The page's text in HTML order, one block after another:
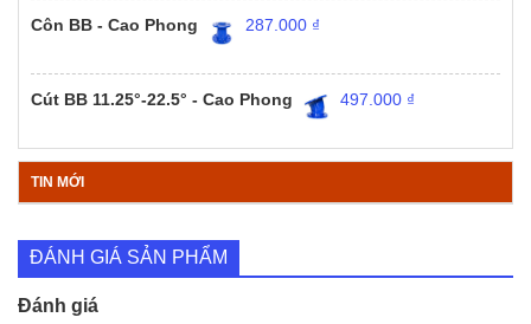
Côn BB - Cao Phong 287.000 ₫
Cút BB 11.25°-22.5° - Cao Phong 497.000 ₫
TIN MỚI
ĐÁNH GIÁ SẢN PHẨM
Đánh giá